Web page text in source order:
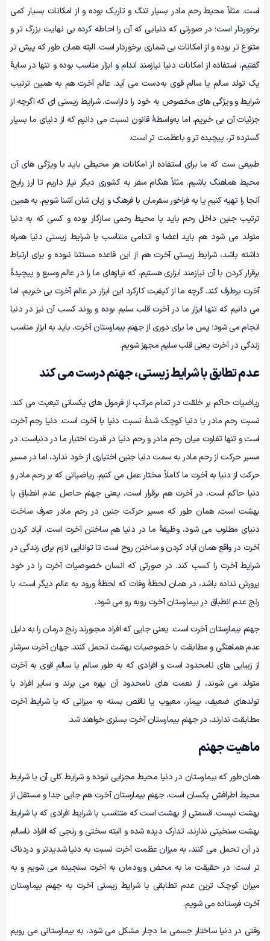
است. مثلاً محیط رحم مادر بسیار تنگ و تاریک بوده و از امکانات بسیار کمی
برخوردار است؛ در صورتی‌ که دنیایی که آن را احاطه کرده بی‌ نهایت بزرگ‌ تر و
متنوع تر بوده و از امکانات بی‌ شماری برخوردار است. البته همان‌ طور که پیش‌ تر
گفتیم، استفاده از امکانات دنیا نیازمند اندام و ابزار مناسب بوده و تنها در سایۀ
یک تولد سالم یا سالم قوی به‌دست می‌ آید. عالم آخرت هم به همین ترتیب
شرایط و ویژگی‌ های مخصوص به خود را داراست. شرایط زیستی ای که اگرچه از
جزئیات آن بی‌ خبریم، اما به‌واسطۀ قانون نسبت می‌ دانیم که از دنیای ما بسیار
گسترده‌ تر، پیچیده‌ تر و باعظمت تر است.
طبیعی‌ ست که ما برای استفاده از امکانات هر محیطی باید با ویژگی‌ های آن
محیط هماهنگ باشیم. مثلاً هنگام سفر به کشوری دیگر نیاز داریم تا ارز رایج
آنجا را تهیه کنیم یا به فراخور سفرمان با فرهنگ و زبان‌ شان آشنا شویم. به همین
ترتیب جنین داخل رحم باید با محیط رحمی سازگار بوده و کسی که به دنیا
متولد می‌ شود هم باید اعضا و اندامی متناسب با شرایط زیستی دنیا همراه
داشته باشد، شرایط زیستی آخرت هم از این قاعده مستثنا نبوده و برای ارتباط
برقرار کردن با آن نیازمند ابزاری هستیم، که نیازهای ما را در عالم وسیع و پیچیدۀ
آخرت برطرف کند. گرچه ما از کیفیت کارکرد این ابزار در عالم آخرت بی‌ خبریم، اما
می‌ دانیم که تنها ابزار ما در آخرت قلب سلیم بوده و روند کسب آن نیز در دنیا
انجام می‌ شود؛ پس ما برای دوری از جهنم بیمارستان آخرت، باید به ابزار مناسب
زندگی در آخرت یعنی قلب سلیم مجهز شویم.
عدم تطابق با شرایط زیستی، جهنم درست می‌ کند
ریاضیات حاکم بر خلقت در تمام مراتب از فرمول های یکسانی تبعیت می­ کند.
نسبت رحم مادر با دنیا کوچک شدۀ نسبت دنیا با آخرت است. دنیا رحِم آخرت
است و تنها تفاوت میان رحم مادر و رحم دنیا در قدرت اختیار ما در دنیاست. در
مسیر حرکت از رحم مادر به سمت دنیا جنین اختیاری از خود ندارد، اما در مسیر
حرکت از دنیا به آخرت ما کاملاً مختار عمل می­ کنیم. ریاضیاتی که بر رحم مادر و
دنیا حاکم است، در آخرت هم برقرار است، یعنی جهنم حاصل عدم انطباق با
بهشت است. همان ­طور که مسیر حرکت جنین در رحم مادر صرف ساخت
دنیای مطلوب می ­شود، وظیفۀ ما در دنیا هم ساختن آخرت است. آباد کردن
آخرت در واقع همان آباد کردن و ساختن روح است تا توانایی لازم برای زندگی در
شرایط آخرت را کسب کند. در صورتی‌ که انسان خصوصیات آخرت را در خود
پرورش نداده باشد، در همان لحظۀ وفات که لحظۀ ورود به عالم دیگر است، با
رنج عدم انطباق در بیمارستان آخرت روبه‌ رو می شود.
جهنم بیمارستان آخرت است. یعنی جایی‌ که افراد مجبورند رنج درمان را به دلیل
عدم هماهنگی و مطابقت با خصوصیات بهشت تحمل کنند. جهان آخرت سرشار
از زیبایی ­های نامحدود است و افرادی که به‌ طور سالم یا سالم قوی به آخرت
متولد می شوند، از نعمت های نامحدود آن بهره­ می‌ برند و سایر افراد با
تولدهای ضعیف، بیمار، معیوب یا ناقص بسته به میزانی که با شرایط آخرت
مطابقت ندارند، در جهنم بیمارستان آخرت بستری خواهند شد.
ماهیت جهنم
همان‌طور که بیمارستان در دنیا محیط مجزایی نبوده و شرایط کلی آن با شرایط
محیط اطرافش یکسان است، جهنم بیمارستان آخرت هم جایی جدا و مستقل از
بهشت نیست. قسمتی از بهشت است که متناسب با شرایط افرادی که با شرایط
بهشت سنخیتی ندارند، تدارک دیده شده و البته سختی و رنجی که افراد ناسالم
در آن تحمل می‌ کنند، به میزان عظمت آخرت نسبت به دنیا شدیدتر و دردناک‌
تر است؛ در حقیقت ما به محض ورودمان به آخرت سنجیده می‌ شویم و به
میزان کوچک ترین عدم تطابقی با شرایط زیستی آخرت به جهنم بیمارستان
آخرت فرستاده می‌ شویم.
وقتی در دنیا ساختار جسمی ما دچار مشکل می‌ شود، به بیمارستانی می‌ رویم